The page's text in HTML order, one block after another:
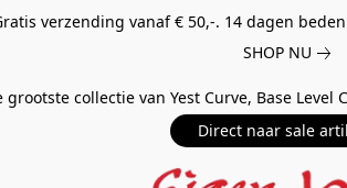
verzending vanaf € 50,-. 14 dagen
SHOP NU
grootste collectie van Yest Curve, Base
Direct naar sale